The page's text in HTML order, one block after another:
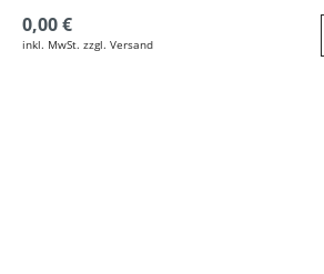
0,00 €
inkl. MwSt. zzgl. Versand